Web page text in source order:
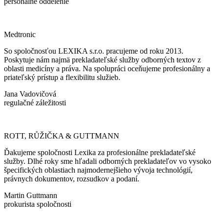
Medtronic
So spoločnosťou LEXIKA s.r.o. pracujeme od roku 2013.
Poskytuje nám najmä prekladateľské služby odborných textov z
oblasti medicíny a práva. Na spolupráci oceňujeme profesionálny a
priateľský prístup a flexibilitu služieb.
Jana Vadovičová
regulačné záležitosti
ROTT, RŮŽIČKA & GUTTMANN
Ďakujeme spoločnosti Lexika za profesionálne prekladateľské
služby. Dlhé roky sme hľadali odborných prekladateľov vo vysoko
špecifických oblastiach najmodernejšieho vývoja technológií,
právnych dokumentov, rozsudkov a podaní.
Martin Guttmann
prokurista spoločnosti